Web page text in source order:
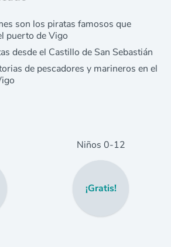
son los piratas famosos que
puerto de Vigo
desde el Castillo de San Sebastián
de pescadores y marineros en el
Niños 0-12
¡Gratis!